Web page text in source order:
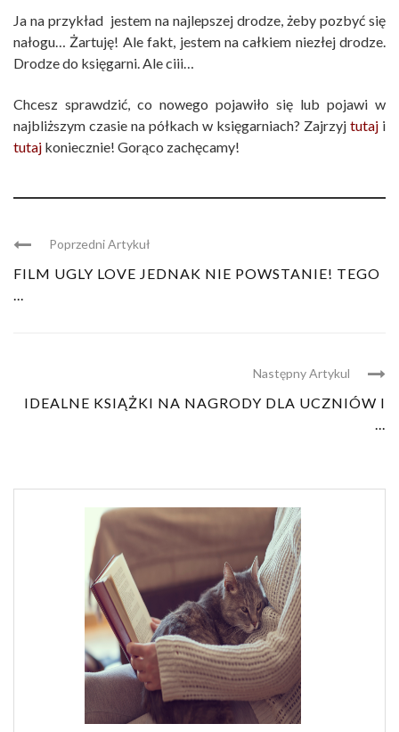
Ja na przykład jestem na najlepszej drodze, żeby pozbyć się
nałogu… Żartuję! Ale fakt, jestem na całkiem niezłej drodze.
Drodze do księgarni. Ale ciii…
Chcesz sprawdzić, co nowego pojawiło się lub pojawi w
najbliższym czasie na półkach w księgarniach? Zajrzyj tutaj i
tutaj koniecznie! Gorąco zachęcamy!
Poprzedni Artykuł
FILM UGLY LOVE JEDNAK NIE POWSTANIE! TEGO
...
Następny Artykul
IDEALNE KSIĄŻKI NA NAGRODY DLA UCZNIÓW I
...